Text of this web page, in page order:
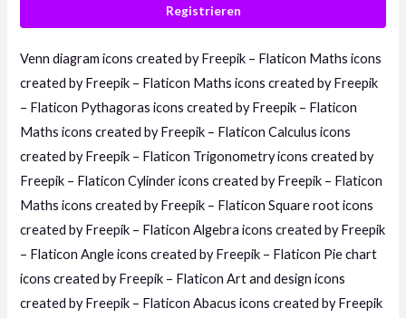
Registrieren
Venn diagram icons created by Freepik – Flaticon Maths icons
created by Freepik – Flaticon Maths icons created by Freepik
– Flaticon Pythagoras icons created by Freepik – Flaticon
Maths icons created by Freepik – Flaticon Calculus icons
created by Freepik – Flaticon Trigonometry icons created by
Freepik – Flaticon Cylinder icons created by Freepik – Flaticon
Maths icons created by Freepik – Flaticon Square root icons
created by Freepik – Flaticon Algebra icons created by Freepik
– Flaticon Angle icons created by Freepik – Flaticon Pie chart
icons created by Freepik – Flaticon Art and design icons
created by Freepik – Flaticon Abacus icons created by Freepik